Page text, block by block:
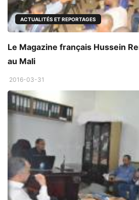
ACTUALITÉS ET REPORTAGES
Le Magazine français Hussein
au Mali
2016-03-31